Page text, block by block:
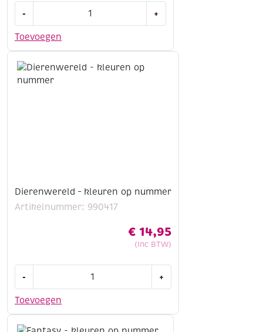
Toevoegen
-
-
aantal
+
Dierenwereld – kleuren op nummer
Artikelnummer: 990417
€ 14,95
(Inc BTW)
Toevoegen
-
kleuren
nummer
+